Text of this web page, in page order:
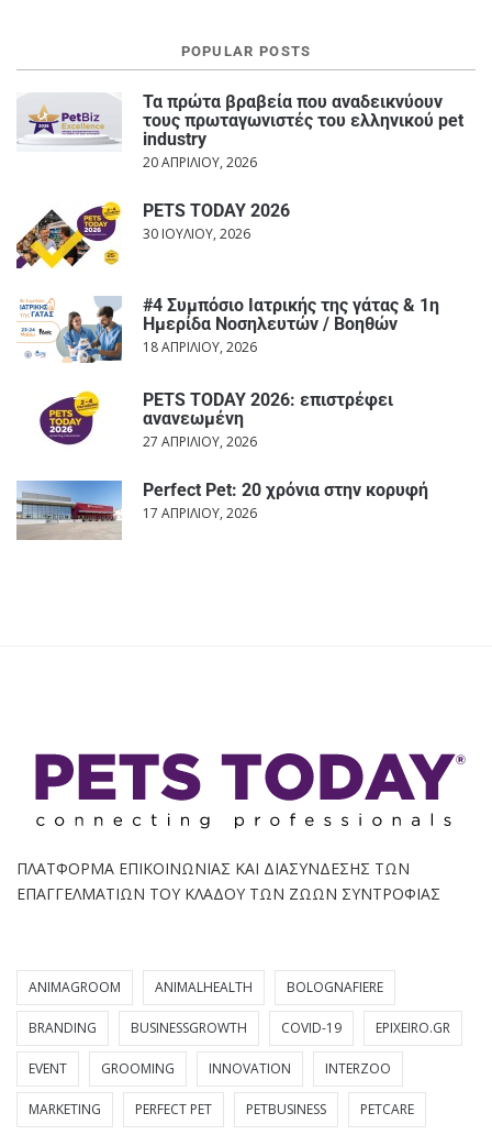
POPULAR POSTS
Τα πρώτα βραβεία που αναδεικνύουν
τους πρωταγωνιστές του ελληνικού pet
industry
20 ΑΠΡΙΛΊΟΥ, 2026
PETS TODAY 2026
30 ΙΟΥΛΊΟΥ, 2026
#4 Συμπόσιο Ιατρικής της γάτας & 1η
Ημερίδα Νοσηλευτών / Βοηθών
18 ΑΠΡΙΛΊΟΥ, 2026
PETS TODAY 2026: επιστρέφει
ανανεωμένη
27 ΑΠΡΙΛΊΟΥ, 2026
Perfect Pet: 20 χρόνια στην κορυφή
17 ΑΠΡΙΛΊΟΥ, 2026
ΠΛΑΤΦΟΡΜΑ ΕΠΙΚΟΙΝΩΝΙΑΣ ΚΑΙ ΔΙΑΣΥΝΔΕΣΗΣ ΤΩΝ
ΕΠΑΓΓΕΛΜΑΤΙΩΝ ΤΟΥ ΚΛΑΔΟΥ ΤΩΝ ΖΩΩΝ ΣΥΝΤΡΟΦΙΑΣ
ANIMAGROOM ANIMALHEALTH BOLOGNAFIERE
BRANDING BUSINESSGROWTH COVID-19 EPIXEIRO.GR
EVENT GROOMING INNOVATION INTERZOO
MARKETING PERFECT PET PETBUSINESS PETCARE